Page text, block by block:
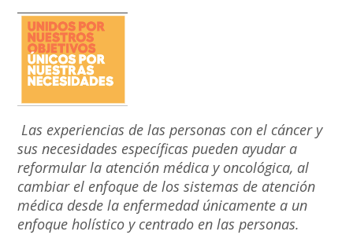
Las experiencias de las personas con el cáncer y
sus necesidades específicas pueden ayudar a
reformular la atención médica y oncológica, al
cambiar el enfoque de los sistemas de atención
médica desde la enfermedad únicamente a un
enfoque holístico y centrado en las personas.